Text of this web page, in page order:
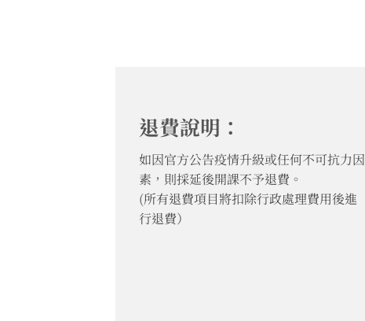
退費說明：
如因官方公告疫情升級或任何不可抗力因
素，則採延後開課不予退費。
(所有退費項目將扣除行政處理費用後進
行退費）